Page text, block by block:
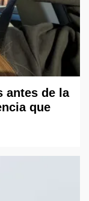
antes de la
que